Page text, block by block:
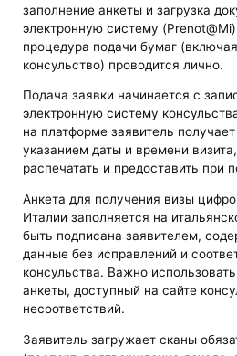
заполнение анкеты и загрузка
электронную систему
процедура подачи бумаг
консульство) проводится лично.
Подача заявки начинается с
электронную систему
на платформе заявитель
указанием даты и времени
распечатать и предоставить при
Анкета для получения визы
Италии заполняется на
быть подписана заявителем,
данные без исправлений и
консульства. Важно
анкеты, доступный на сайте
несоответствий.
Заявитель загружает сканы